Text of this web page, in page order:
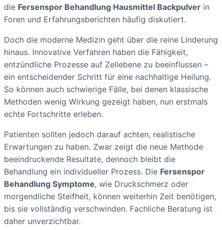
die Fersenspor Behandlung Hausmittel Backpulver in
Foren und Erfahrungsberichten häufig diskutiert.
Doch die moderne Medizin geht über die reine Linderung
hinaus. Innovative Verfahren haben die Fähigkeit,
entzündliche Prozesse auf Zellebene zu beeinflussen –
ein entscheidender Schritt für eine nachhaltige Heilung.
So können auch schwierige Fälle, bei denen klassische
Methoden wenig Wirkung gezeigt haben, nun erstmals
echte Fortschritte erleben.
Patienten sollten jedoch darauf achten, realistische
Erwartungen zu haben. Zwar zeigt die neue Methode
beeindruckende Resultate, dennoch bleibt die
Behandlung ein individueller Prozess. Die Fersenspor
Behandlung Symptome, wie Druckschmerz oder
morgendliche Steifheit, können weiterhin Zeit benötigen,
bis sie vollständig verschwinden. Fachliche Beratung ist
daher unverzichtbar.